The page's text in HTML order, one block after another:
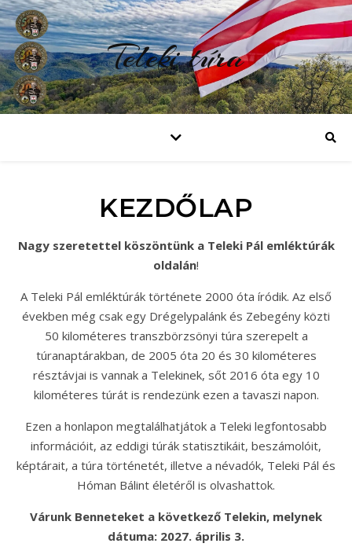
Teleki túra
KEZDŐLAP
Nagy szeretettel köszöntünk a Teleki Pál emléktúrák
oldalán!
A Teleki Pál emléktúrák története 2000 óta íródik. Az első
években még csak egy Drégelypalánk és Zebegény közti
50 kilométeres transzbörzsönyi túra szerepelt a
túranaptárakban, de 2005 óta 20 és 30 kilométeres
résztávjai is vannak a Telekinek, sőt 2016 óta egy 10
kilométeres túrát is rendezünk ezen a tavaszi napon.
Ezen a honlapon megtalálhatjátok a Teleki legfontosabb
információit, az eddigi túrák statisztikáit, beszámolóit,
képtárait, a túra történetét, illetve a névadók, Teleki Pál és
Hóman Bálint életéről is olvashattok.
Várunk Benneteket a következő Telekin, melynek
dátuma: 2027. április 3.